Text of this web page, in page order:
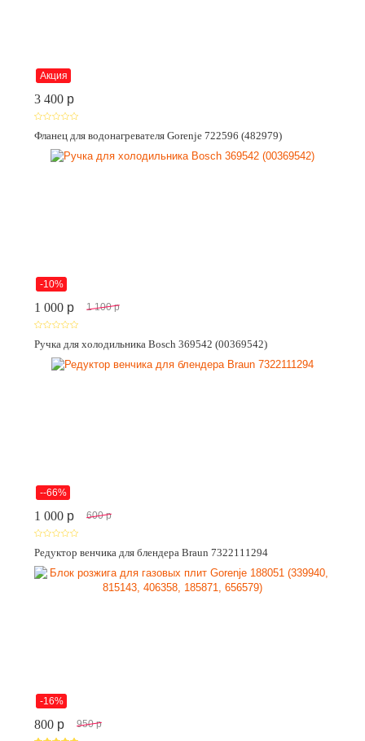
Акция
3 400 p
Фланец для водонагревателя Gorenje 722596 (482979)
-10%
1 000 p 1 100 p
Ручка для холодильника Bosch 369542 (00369542)
--66%
1 000 p 600 p
Редуктор венчика для блендера Braun 7322111294
-16%
800 p 950 p